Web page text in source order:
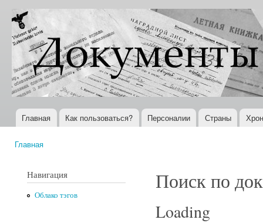
Документы
XX века
Всемирная
история в
Интернете
Главное меню
Главная Как пользоваться? Персоналии Страны
Главная
Навигация
Облако тэгов
Поиск по
Loading